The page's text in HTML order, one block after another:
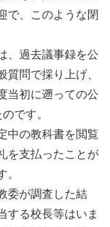
で、このような閉
、過去議事録を公
質問で採り上げ、
当初に遡っての公
です。
中の教科書を閲覧
を支払ったことが
。
委が調査した結
する校長等はいま